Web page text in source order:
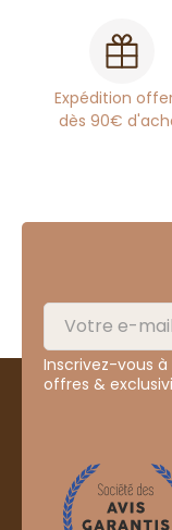
Expédition
dès 90€
Inscrivez-vous
offres &